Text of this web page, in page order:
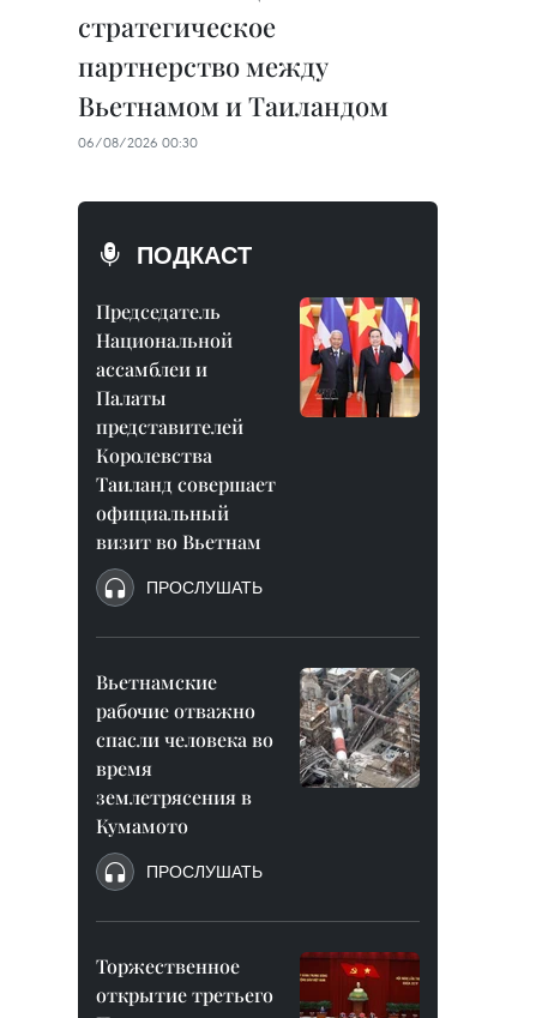
стратегическое
партнерство между
Вьетнамом и Таиландом
06/08/2026 00:30
ПОДКАСТ
Председатель
Национальной
ассамблеи и
Палаты
представителей
Королевства
Таиланд совершает
официальный
визит во Вьетнам
ПРОСЛУШАТЬ
Вьетнамские
рабочие отважно
спасли человека во
время
землетрясения в
Кумамото
ПРОСЛУШАТЬ
Торжественное
открытие третьего